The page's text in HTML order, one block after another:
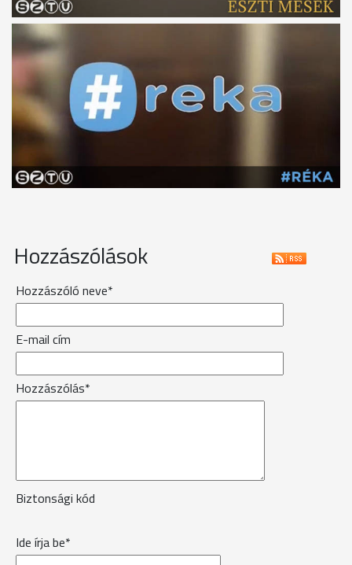
Hozzászólások
Hozzászóló neve*
E-mail cím
Hozzászólás*
Biztonsági kód
Ide írja be*